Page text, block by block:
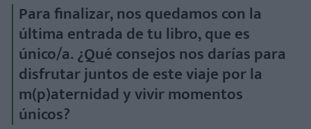
Para finalizar, nos quedamos con la
última entrada de tu libro, que es
único/a. ¿Qué consejos nos darías para
disfrutar juntos de este viaje por la
m(p)aternidad y vivir momentos
únicos?